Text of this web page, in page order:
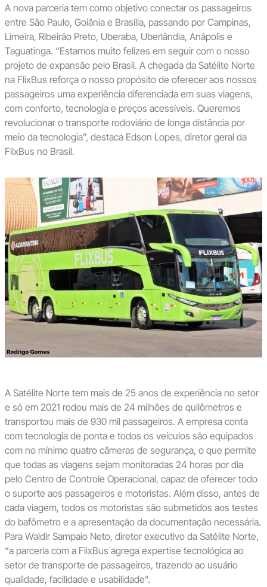
A nova parceria tem como objetivo conectar os passageiros
entre São Paulo, Goiânia e Brasília, passando por Campinas,
Limeira, Ribeirão Preto, Uberaba, Uberlândia, Anápolis e
Taguatinga. “Estamos muito felizes em seguir com o nosso
projeto de expansão pelo Brasil. A chegada da Satélite Norte
na FlixBus reforça o nosso propósito de oferecer aos nossos
passageiros uma experiência diferenciada em suas viagens,
com conforto, tecnologia e preços acessíveis. Queremos
revolucionar o transporte rodoviário de longa distância por
meio da tecnologia”, destaca Edson Lopes, diretor geral da
FlixBus no Brasil.
A Satélite Norte tem mais de 25 anos de experiência no setor
e só em 2021 rodou mais de 24 milhões de quilômetros e
transportou mais de 930 mil passageiros. A empresa conta
com tecnologia de ponta e todos os veículos são equipados
com no mínimo quatro câmeras de segurança, o que permite
que todas as viagens sejam monitoradas 24 horas por dia
pelo Centro de Controle Operacional, capaz de oferecer todo
o suporte aos passageiros e motoristas. Além disso, antes de
cada viagem, todos os motoristas são submetidos aos testes
do bafômetro e a apresentação da documentação necessária.
Para Waldir Sampaio Neto, diretor executivo da Satélite Norte,
“a parceria com a FlixBus agrega expertise tecnológica ao
setor de transporte de passageiros, trazendo ao usuário
qualidade, facilidade e usabilidade”.